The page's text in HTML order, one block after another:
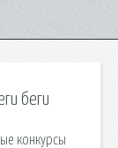
беги
конкурсы